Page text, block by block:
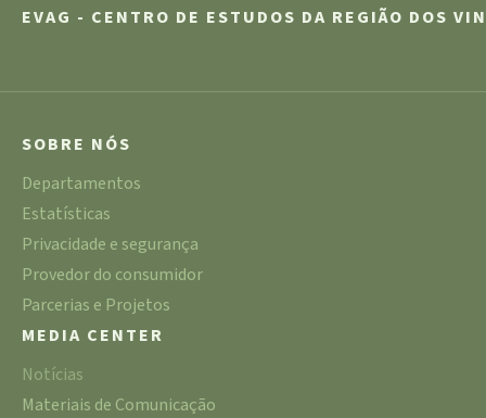
EVAG - CENTRO DE ESTUDOS DA REGIÃO DOS
SOBRE NÓS
Departamentos
Estatísticas
Privacidade e segurança
Provedor do consumidor
Parcerias e Projetos
MEDIA CENTER
Notícias
Materiais de Comunicação